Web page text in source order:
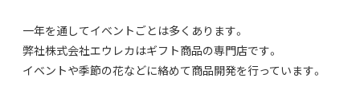
一年を通してイベントごとは多くあります。
弊社株式会社エウレカはギフト商品の専門店です。
イベントや季節の花などに絡めて商品開発を行っています。